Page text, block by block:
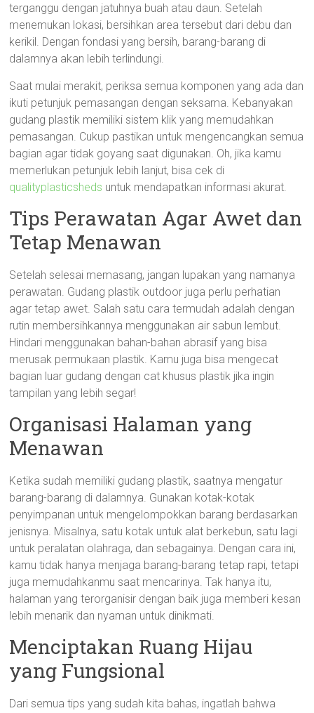
terganggu dengan jatuhnya buah atau daun. Setelah
menemukan lokasi, bersihkan area tersebut dari debu dan
kerikil. Dengan fondasi yang bersih, barang-barang di
dalamnya akan lebih terlindungi.
Saat mulai merakit, periksa semua komponen yang ada dan
ikuti petunjuk pemasangan dengan seksama. Kebanyakan
gudang plastik memiliki sistem klik yang memudahkan
pemasangan. Cukup pastikan untuk mengencangkan semua
bagian agar tidak goyang saat digunakan. Oh, jika kamu
memerlukan petunjuk lebih lanjut, bisa cek di
qualityplasticsheds untuk mendapatkan informasi akurat.
Tips Perawatan Agar Awet dan
Tetap Menawan
Setelah selesai memasang, jangan lupakan yang namanya
perawatan. Gudang plastik outdoor juga perlu perhatian
agar tetap awet. Salah satu cara termudah adalah dengan
rutin membersihkannya menggunakan air sabun lembut.
Hindari menggunakan bahan-bahan abrasif yang bisa
merusak permukaan plastik. Kamu juga bisa mengecat
bagian luar gudang dengan cat khusus plastik jika ingin
tampilan yang lebih segar!
Organisasi Halaman yang
Menawan
Ketika sudah memiliki gudang plastik, saatnya mengatur
barang-barang di dalamnya. Gunakan kotak-kotak
penyimpanan untuk mengelompokkan barang berdasarkan
jenisnya. Misalnya, satu kotak untuk alat berkebun, satu lagi
untuk peralatan olahraga, dan sebagainya. Dengan cara ini,
kamu tidak hanya menjaga barang-barang tetap rapi, tetapi
juga memudahkanmu saat mencarinya. Tak hanya itu,
halaman yang terorganisir dengan baik juga memberi kesan
lebih menarik dan nyaman untuk dinikmati.
Menciptakan Ruang Hijau
yang Fungsional
Dari semua tips yang sudah kita bahas, ingatlah bahwa